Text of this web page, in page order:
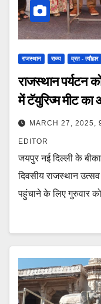
राजस्थान राज्य व्रत - त्यौहार
राजस्थान पर्यटन
में टॅयुरिज्म मीट
MARCH 27, 2025,
EDITOR
जयपुर नई दिल्ली के
दिवसीय राजस्थान
पहुंचाने के लिए गुरुवार